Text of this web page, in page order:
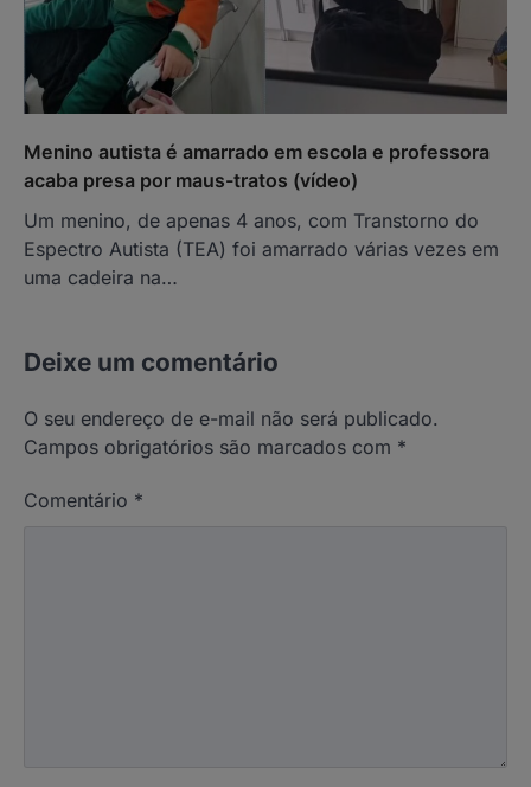
Menino autista é amarrado em escola e professora
acaba presa por maus-tratos (vídeo)
Um menino, de apenas 4 anos, com Transtorno do
Espectro Autista (TEA) foi amarrado várias vezes em
uma cadeira na…
Deixe um comentário
O seu endereço de e-mail não será publicado.
Campos obrigatórios são marcados com *
Comentário *